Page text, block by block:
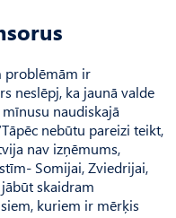
problēmām ir
neslēpj, ka jaunā valde
naudiskajā
nebūtu pareizi teikt,
nav izņēmums,
Somijai, Zviedrijai,
skaidram
kuriem ir mērķis